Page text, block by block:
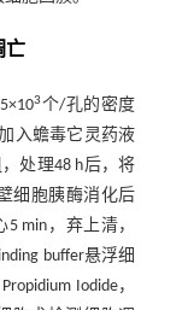
亡
3个/孔的密度
入蟾毒它灵药液
处理48 h后，将
细胞胰酶消化后
min，弃上清，
buffer悬浮细
Iodide，